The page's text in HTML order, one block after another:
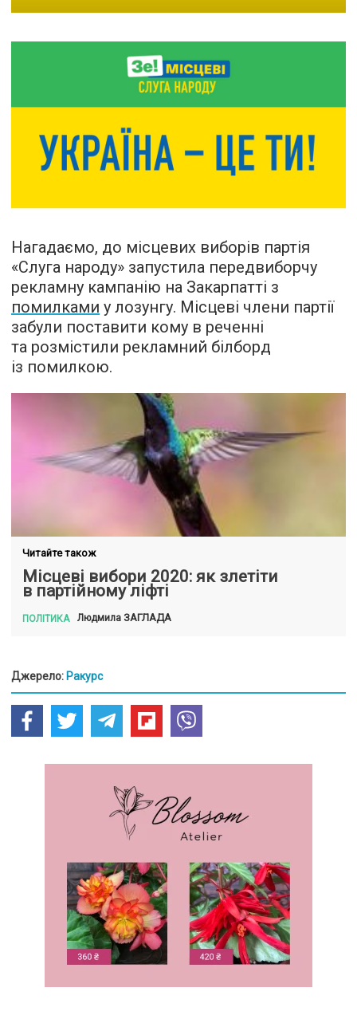
Нагадаємо, до місцевих виборів партія
«Слуга народу» запустила передвиборчу
рекламну кампанію на Закарпатті з
помилками у лозунгу. Місцеві члени партії
забули поставити кому в реченні
та розмістили рекламний білборд
із помилкою.
Читайте також
Місцеві вибори 2020: як злетіти
в партійному ліфті
ПОЛІТИКА Людмила ЗАГЛАДА
Джерело: Ракурс